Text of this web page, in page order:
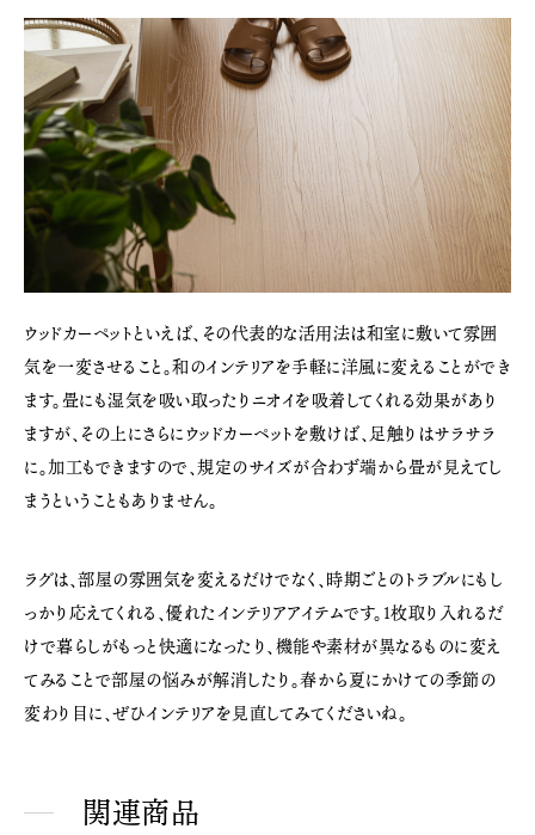
ウッドカーペットといえば、その代表的な活用法は和室に敷いて雰囲
気を一変させること。和のインテリアを手軽に洋風に変えることができ
ます。畳にも湿気を吸い取ったりニオイを吸着してくれる効果があり
ますが、その上にさらにウッドカーペットを敷けば、足触りはサラサラ
に。加工もできますので、規定のサイズが合わず端から畳が見えてし
まうということもありません。
ラグは、部屋の雰囲気を変えるだけでなく、時期ごとのトラブルにもし
っかり応えてくれる、優れたインテリアアイテムです。1枚取り入れるだ
けで暮らしがもっと快適になったり、機能や素材が異なるものに変え
てみることで部屋の悩みが解消したり。春から夏にかけての季節の
変わり目に、ぜひインテリアを見直してみてくださいね。
関連商品